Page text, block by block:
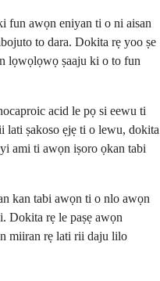
fun awọn eniyan ti o ni aisan
to dara. Dokita rẹ yoo ṣe
lọwọlọwọ ṣaaju ki o to fun
acid le pọ si eewu ti
lati ṣakoso ẹjẹ ti o lewu, dokita
ami ti awọn iṣoro ọkan tabi
kan tabi awọn ti o nlo awọn
Dokita rẹ le paṣẹ awọn
miiran rẹ lati rii daju lilo